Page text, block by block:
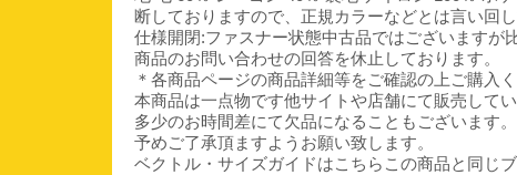
断しておりますので、正規カラーなどとは言い回
仕様開閉:ファスナー状態中古品ではございますが
商品のお問い合わせの回答を休止しております。
＊各商品ページの商品詳細等をご確認の上ご購入く
本商品は一点物です他サイトや店舗にて販売してい
多少のお時間差にて欠品になることもございます。
予めご了承頂ますようお願い致します。
ベクトル・サイズガイドはこちらこの商品と同じ